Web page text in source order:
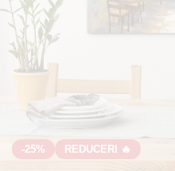
-25% REDUCERI 🔥